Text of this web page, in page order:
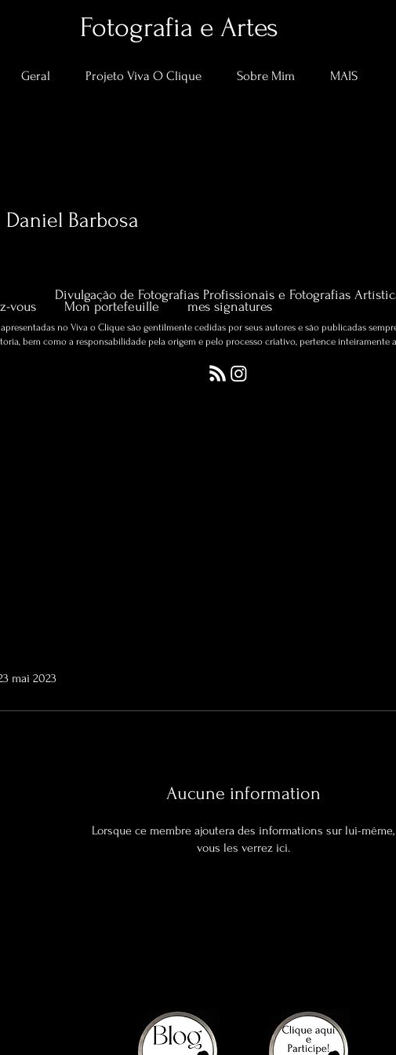
Fotografia e Artes
Geral Projeto Viva O Clique Sobre Mim MAIS
Divulgação de Fotografias Profissionais e Fotografias
apresentadas no Viva o Clique são gentilmente cedidas por seus autores e são publicadas
bem como a responsabilidade pela origem e pelo processo criativo, pertence inteiramente
mai 2023
Aucune information
Lorsque ce membre ajoutera des informations sur lui-même,
vous les verrez ici.
Daniel Barbosa
vous Mon portefeuille mes signatures